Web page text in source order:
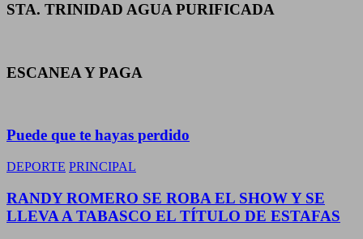
STA. TRINIDAD AGUA PURIFICADA
ESCANEA Y PAGA
Puede que te hayas perdido
DEPORTE PRINCIPAL
RANDY ROMERO SE ROBA EL SHOW Y SE
LLEVA A TABASCO EL TÍTULO DE ESTAFAS